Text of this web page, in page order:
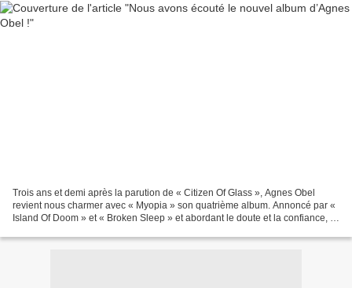
Trois ans et demi après la parution de « Citizen Of Glass », Agnes Obel
revient nous charmer avec « Myopia » son quatrième album. Annoncé par «
Island Of Doom » et « Broken Sleep » et abordant le doute et la confiance, «